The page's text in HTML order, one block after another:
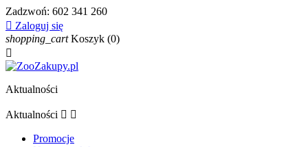
Zadzwoń: 602 341 260
 Zaloguj się
shopping_cart Koszyk (0)

Aktualności
Aktualności  
Promocje